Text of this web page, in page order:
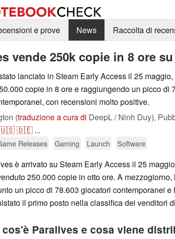
e prove
News Raccolta di
vende 250k copie in 8 ore
lanciato in Steam Early Access il 25 maggio,
copie in 8 ore e raggiungendo un picco di
con recensioni molto positive.
(traduzione a cura di DeepL / Ninh Duy),
🇩🇪 ...
Releases Gaming Launch Software
è arrivato su Steam Early Access il 25
250.000 copie in otto ore. A mezzogiorno,
un picco di 78.603 giocatori contemporanei e
il primo posto nella classifica dei venditori
cos'è Paralives e cosa viene